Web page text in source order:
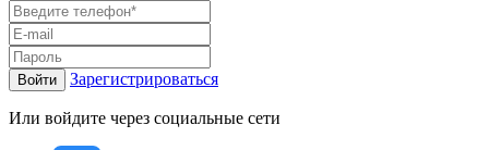
Войти Зарегистрироваться
Или войдите через социальные сети